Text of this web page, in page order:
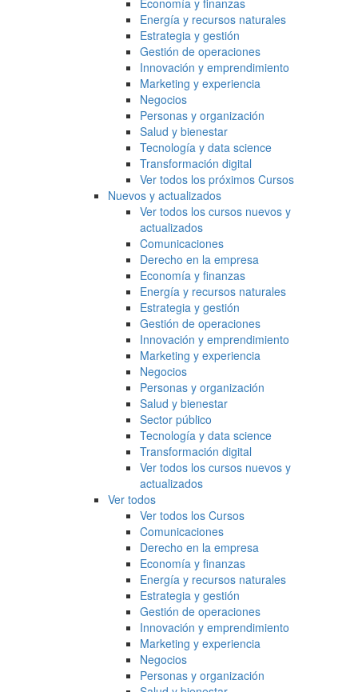
Economía y finanzas
Energía y recursos naturales
Estrategia y gestión
Gestión de operaciones
Innovación y emprendimiento
Marketing y experiencia
Negocios
Personas y organización
Salud y bienestar
Tecnología y data science
Transformación digital
Ver todos los próximos Cursos
Nuevos y actualizados
Ver todos los cursos nuevos y
actualizados
Comunicaciones
Derecho en la empresa
Economía y finanzas
Energía y recursos naturales
Estrategia y gestión
Gestión de operaciones
Innovación y emprendimiento
Marketing y experiencia
Negocios
Personas y organización
Salud y bienestar
Sector público
Tecnología y data science
Transformación digital
Ver todos los cursos nuevos y
actualizados
Ver todos
Ver todos los Cursos
Comunicaciones
Derecho en la empresa
Economía y finanzas
Energía y recursos naturales
Estrategia y gestión
Gestión de operaciones
Innovación y emprendimiento
Marketing y experiencia
Negocios
Personas y organización